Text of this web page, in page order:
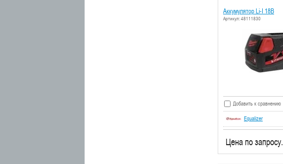
Аккумулятор Li-I 18В
Артикул: 48111830
Добавить к сравнению
Equalizer
Цена по запросу.